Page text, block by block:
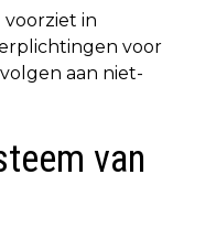
in
voor
aan niet-
van